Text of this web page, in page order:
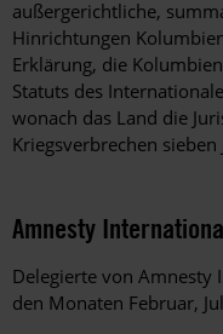
außergerichtliche,
Hinrichtungen
Erklärung, die
Statuts des
wonach das Land die
Kriegsverbrechen
Amnesty
Delegierte von Amnesty
den Monaten Februar,